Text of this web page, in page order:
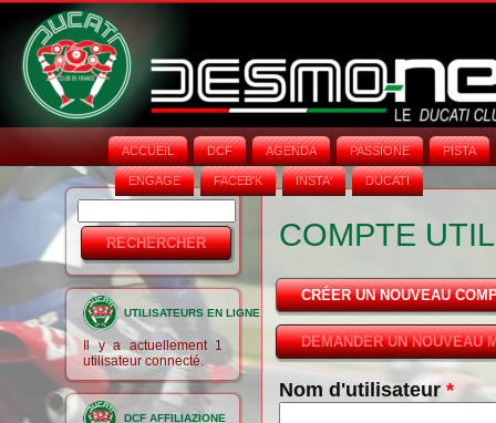
ACCUEIL DCF AGENDA PASSIONE PISTA
ENGAGE FACEB'K INSTA‘ DUCATI
Formulaire
de
recherche
UTILISATEURS EN LIGNE
Il y a actuellement 1
utilisateur connecté.
DCF AFFILIAZIONE
COMPTE
CRÉER UN NOUVEAU
DEMANDER UN NOUVEAU
Nom d'utilisateur *